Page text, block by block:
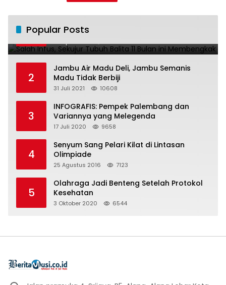
Popular Posts
1
ini Membengkak
2
Jambu Air Madu Deli, Jambu Semanis
Madu Tidak Berbiji
31 Juli 2021 10608
3
INFOGRAFIS: Pempek Palembang dan
Variannya yang Melegenda
17 Juli 2020 9658
4
Senyum Sang Pelari Kilat di Lintasan
Olimpiade
25 Agustus 2016 7123
5
Olahraga Jadi Benteng Setelah Protokol
Kesehatan
3 Oktober 2020 6544